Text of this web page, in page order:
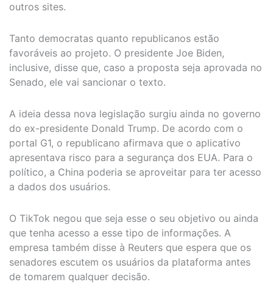
outros sites.
Tanto democratas quanto republicanos estão
favoráveis ao projeto. O presidente Joe Biden,
inclusive, disse que, caso a proposta seja aprovada no
Senado, ele vai sancionar o texto.
A ideia dessa nova legislação surgiu ainda no governo
do ex-presidente Donald Trump. De acordo com o
portal G1, o republicano afirmava que o aplicativo
apresentava risco para a segurança dos EUA. Para o
político, a China poderia se aproveitar para ter acesso
a dados dos usuários.
O TikTok negou que seja esse o seu objetivo ou ainda
que tenha acesso a esse tipo de informações. A
empresa também disse à Reuters que espera que os
senadores escutem os usuários da plataforma antes
de tomarem qualquer decisão.